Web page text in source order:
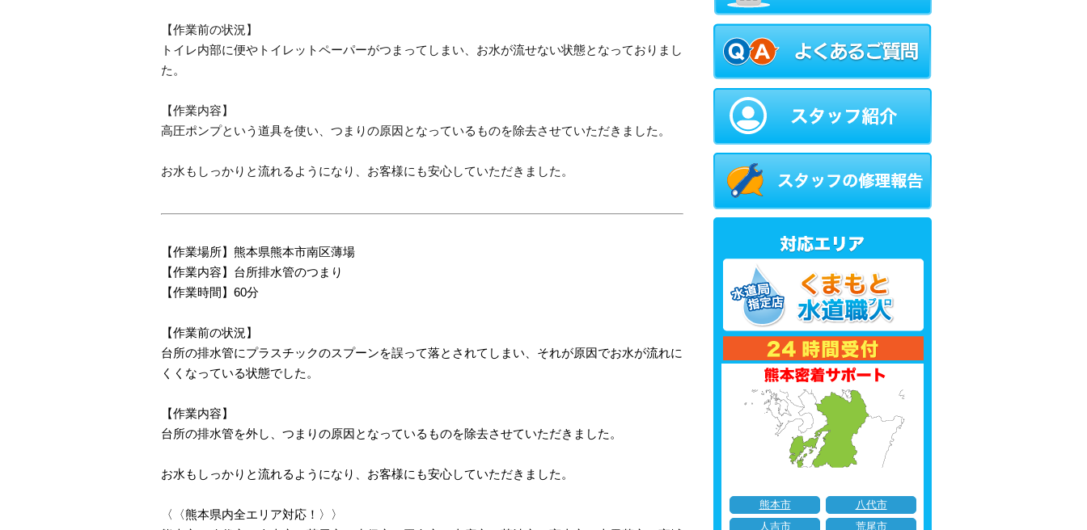
【作業前の状況】
トイレ内部に便やトイレットペーパーがつまってしまい、お水が流せない状態となっておりまし
た。
【作業内容】
高圧ポンプという道具を使い、つまりの原因となっているものを除去させていただきました。
お水もしっかりと流れるようになり、お客様にも安心していただきました。
【作業場所】熊本県熊本市南区薄場
【作業内容】台所排水管のつまり
【作業時間】60分
【作業前の状況】
台所の排水管にプラスチックのスプーンを誤って落とされてしまい、それが原因でお水が流れに
くくなっている状態でした。
【作業内容】
台所の排水管を外し、つまりの原因となっているものを除去させていただきました。
お水もしっかりと流れるようになり、お客様にも安心していただきました。
〈〈熊本県内全エリア対応！〉〉
熊本市
八代市
人吉市
荒尾市